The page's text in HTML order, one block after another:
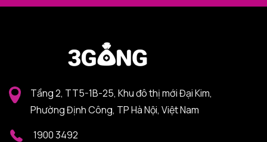
Tầng 2, TT5-1B-25, Khu đô thị mới Đại Kim,
Phường Định Công, TP Hà Nội, Việt Nam
1900 3492